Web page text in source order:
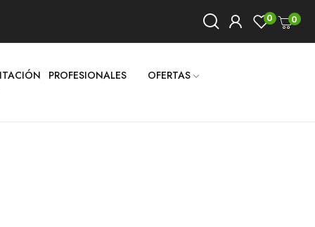
0 0
PROFESIONALES OFERTAS